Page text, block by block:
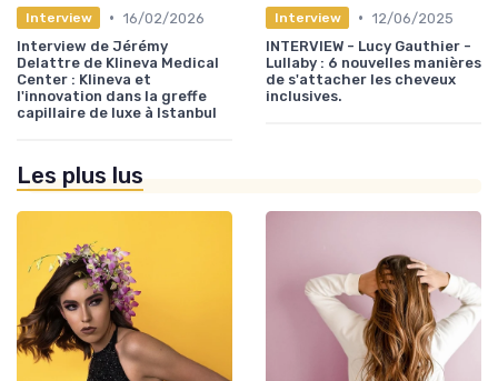
Interview • 16/02/2026
Interview de Jérémy
Delattre de Klineva Medical
Center : Klineva et
l'innovation dans la greffe
capillaire de luxe à Istanbul
Interview • 12/06/2025
INTERVIEW - Lucy Gauthier -
Lullaby : 6 nouvelles manières
de s'attacher les cheveux
inclusives.
Les plus lus